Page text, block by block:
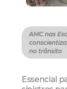
AMC nas
no trânsito
Essencial